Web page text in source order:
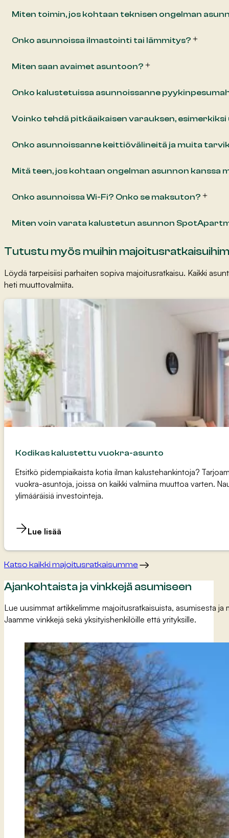
Miten toimin, jos kohtaan teknisen ongelman
Onko asunnoissa ilmastointi tai lämmitys?
Miten saan avaimet asuntoon?
Onko kalustetuissa asunnoissanne
Voinko tehdä pitkäaikaisen varauksen,
Onko asunnoissanne keittiövälineitä ja muita
Mitä teen, jos kohtaan ongelman asunnon kanssa
Onko asunnoissa Wi-Fi? Onko se maksuton?
Miten voin varata kalustetun asunnon
Tutustu myös muihin
Löydä tarpeisiisi parhaiten sopiva majoitusratkaisu. Kaikki
heti muuttovalmiita.
Kodikas kalustettu vuokra-asunto
Etsitkö pidempiaikaista kotia ilman kalustehankintoja?
vuokra-asuntoja, joissa on kaikki valmiina muuttoa varten.
ylimääräisiä investointeja.
Lue lisää
Katso kaikki majoitusratkaisumme
Ajankohtaista ja vinkkejä asumiseen
Lue uusimmat artikkelimme majoitusratkaisuista, asumisesta ja
Jaamme vinkkejä sekä yksityishenkilöille että yrityksille.